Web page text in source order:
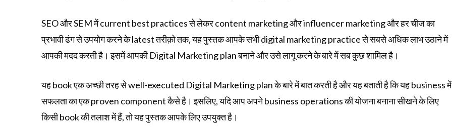
SEO और SEM में current best practices से लेकर content marketing और influencer marketing और हर चीज का
प्रभावी ढंग से उपयोग करने के latest तरीक़ो तक, यह पुस्तक आपके सभी digital marketing practice से सबसे अधिक लाभ उठाने में
आपकी मदद करती है। इसमें आपकी Digital Marketing plan बनाने और उसे लागू करने के बारे में सब कुछ शामिल है।
यह book एक अच्छी तरह से well-executed Digital Marketing plan के बारे में बात करती है और यह बताती है कि यह business में
सफलता का एक proven component कैसे है। इसलिए, यदि आप अपने business operations की योजना बनाना सीखने के लिए
किसी book की तलाश में हैं, तो यह पुस्तक आपके लिए उपयुक्त है।